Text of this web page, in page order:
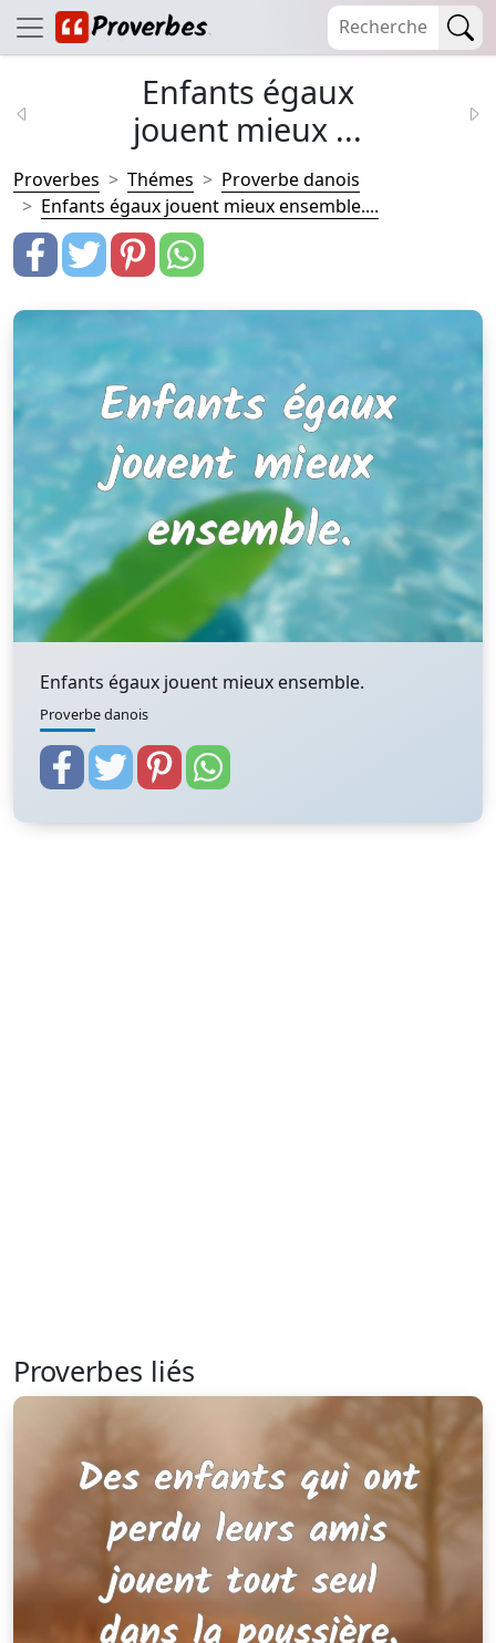
Enfants égaux
jouent mieux ...
Proverbes Thémes
Proverbe danois
Enfants égaux jouent mieux ensemble....
Enfants égaux jouent mieux ensemble.
Proverbe danois
Proverbes liés